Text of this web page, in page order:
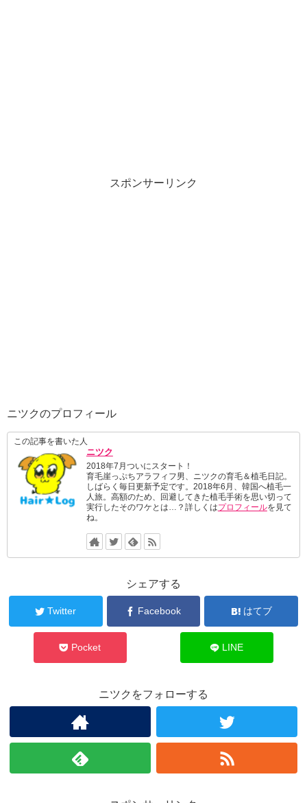
スポンサーリンク
ニツクのプロフィール
この記事を書いた人
ニツク
2018年7月ついにスタート！
育毛崖っぷちアラフィフ男、ニツクの育毛＆植毛日記。
しばらく毎日更新予定です。2018年6月、韓国へ植毛一
人旅。高額のため、回避してきた植毛手術を思い切って
実行したそのワケとは…？詳しくはプロフィールを見て
ね。
シェアする
Twitter Facebook はてブ
Pocket LINE
ニツクをフォローする